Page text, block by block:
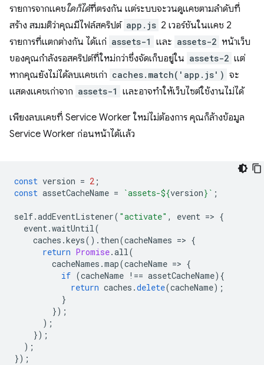
รายการจากแคชใดก็ได้ที่ตรงกัน แต่ระบบจะวนดูแคชตามลําดับที่
สร้าง สมมติว่าคุณมีไฟล์สคริปต์ app.js 2 เวอร์ชันในแคช 2
รายการที่แตกต่างกัน ได้แก่ assets-1 และ assets-2 หน้าเว็บ
ของคุณกําลังรอสคริปต์ที่ใหม่กว่าซึ่งจัดเก็บอยู่ใน assets-2 แต่
หากคุณยังไม่ได้ลบแคชเก่า caches.match('app.js') จะ
แสดงแคชเก่าจาก assets-1 และอาจทำให้เว็บไซต์ใช้งานไม่ได้
เพียงลบแคชที่ Service Worker ใหม่ไม่ต้องการ คุณก็ล้างข้อมูล
Service Worker ก่อนหน้าได้แล้ว
const version = 2 ;
const assetCacheName = `assets-${version} ` ;
self.addEventListener( "activate" , event => {
event.waitUntil(
caches .keys(). then(cacheNames => {
return Promise.all(
cacheNames .map(cacheName => {
if (cacheName !== assetCacheName){
return caches .delete(cacheName);
}
});
);
});
);
});